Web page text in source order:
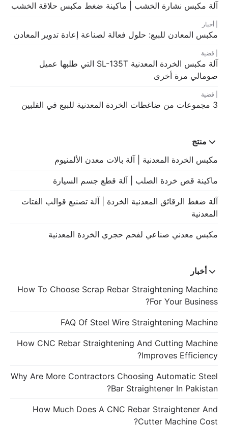
آلة مكبس نشارة الخشب | ماكينة ضغط مكبس حلاقة الخشب
أخبار
مكبس المعادن للبيع: حلول فعالة لصناعة إعادة تدوير المعادن
قضية
آلة مكبس الخردة المعدنية SL-135T التي طلبها عميل
صومالي مرة أخرى
قضية
3 مجموعات من ضاغطات الخردة المعدنية للبيع في الفلبين
منتج
مكبس الخردة المعدنية | آلة بالات معدن الألمنيوم
ماكينة قص خردة الصلب | آلة قطع جسم السيارة
آلة ضغط الرقائق المعدنية الخردة | آلة تصنيع قوالب الفتات
المعدنية
مكبس معدني صناعي لفحم حجري الخردة المعدنية
أخبار
How To Choose Scrap Rebar Straightening Machine
For Your Business?
FAQ Of Steel Wire Straightening Machine
How CNC Rebar Straightening And Cutting Machine
Improves Efficiency?
Why Are More Contractors Choosing Automatic Steel
Bar Straightener In Pakistan?
How Much Does A CNC Rebar Straightener And
Cutter Machine Cost?